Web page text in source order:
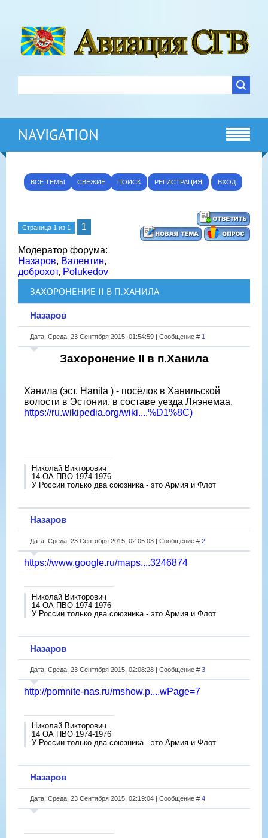
NAVIGATION
ВСЕ ТЕМЫ СВЕЖИЕ ПОИСК РЕГИСТРАЦИЯ ВХОД
Страница 1 из 1 1
Модератор форума:
Назаров, Валентин,
доброхот, Polukedov
ЗАХОРОНЕНИЕ II В П.ХАНИЛА
Назаров
Дата: Среда, 23 Сентября 2015, 01:54:59 | Сообщение # 1
Захоронение II в п.Ханила
Ханила (эст. Hanila ) - посёлок в Ханильской
волости в Эстонии, в составе уезда Ляэнемаа.
https://ru.wikipedia.org/wiki....%D1%8C)
Николай Викторович
14 ОА ПВО 1974-1976
У России только два союзника - это Армия и Флот
Назаров
Дата: Среда, 23 Сентября 2015, 02:05:03 | Сообщение # 2
https://www.google.ru/maps....3246874
Николай Викторович
14 ОА ПВО 1974-1976
У России только два союзника - это Армия и Флот
Назаров
Дата: Среда, 23 Сентября 2015, 02:08:28 | Сообщение # 3
http://pomnite-nas.ru/mshow.p....wPage=7
Николай Викторович
14 ОА ПВО 1974-1976
У России только два союзника - это Армия и Флот
Назаров
Дата: Среда, 23 Сентября 2015, 02:19:04 | Сообщение # 4